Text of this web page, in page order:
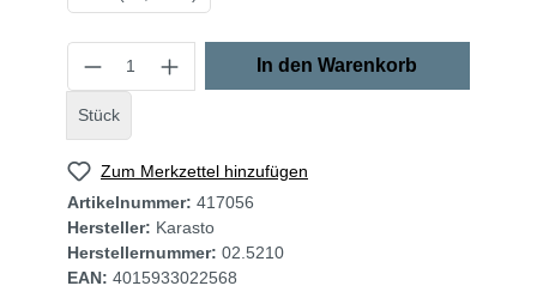
Stück
In den Warenkorb
Zum Merkzettel hinzufügen
Artikelnummer: 417056
Hersteller: Karasto
Herstellernummer: 02.5210
EAN: 4015933022568